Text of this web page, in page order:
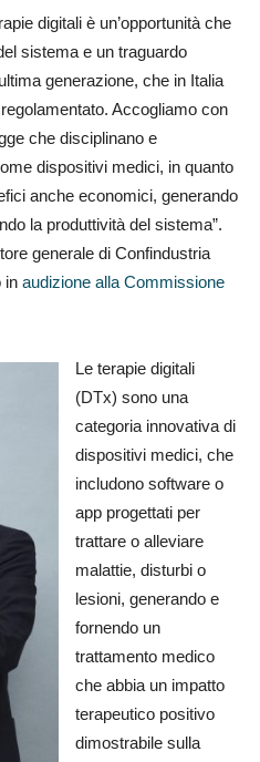
digitali è un’opportunità che
sistema e un traguardo
generazione, che in Italia
Accogliamo con
che disciplinano e
dispositivi medici, in quanto
anche economici, generando
la produttività del sistema”.
generale di Confindustria
in audizione alla Commissione
Le terapie digitali
(DTx) sono una
categoria innovativa di
dispositivi medici, che
includono software o
app progettati per
trattare o alleviare
malattie, disturbi o
lesioni, generando e
fornendo un
trattamento medico
che abbia un impatto
terapeutico positivo
dimostrabile sulla